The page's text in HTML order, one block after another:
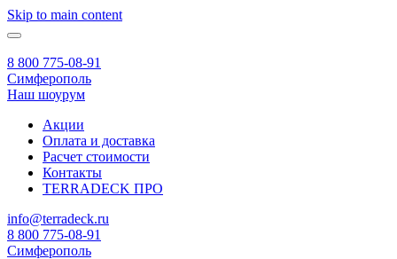
Skip to main content
8 800 775-08-91
Симферополь
Наш шоурум
Акции
Оплата и доставка
Расчет стоимости
Контакты
TERRADECK ПРО
info@terradeck.ru
8 800 775-08-91
Симферополь